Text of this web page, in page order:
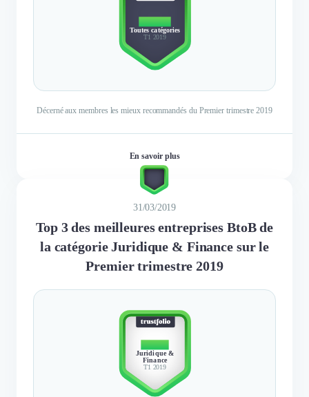
TOP 10
Toutes catégories
T1 2019
Décerné aux membres les mieux recommandés du Premier trimestre 2019
En savoir plus
31/03/2019
Top 3 des meilleures entreprises BtoB de
la catégorie Juridique & Finance sur le
Premier trimestre 2019
TOP 3
Juridique &
Finance
T1 2019